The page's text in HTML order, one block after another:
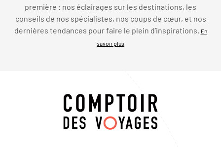
première : nos éclairages sur les destinations, les
conseils de nos spécialistes, nos coups de cœur, et nos
dernières tendances pour faire le plein d’inspirations. En
savoir plus